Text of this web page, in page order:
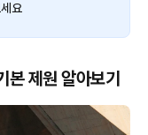
요
제원 알아보기